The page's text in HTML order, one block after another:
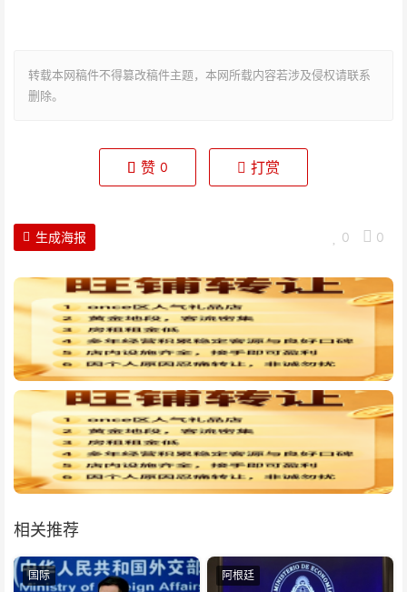
转载本网稿件不得篡改稿件主题，本网所载内容若涉及侵权请联系
删除。
赞 0 打赏
0 0
生成海报
相关推荐
国际 阿根廷